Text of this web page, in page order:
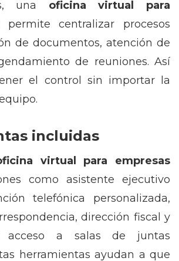
una oficina virtual para
centralizar procesos
de documentos, atención de
de reuniones. Así
el control sin importar la
incluidas
virtual para empresas
como asistente ejecutivo
telefónica personalizada,
dirección fiscal y
acceso a salas de juntas
herramientas ayudan a que